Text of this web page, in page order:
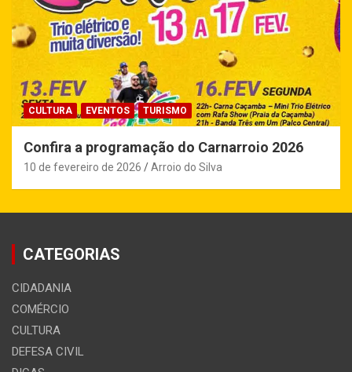
CULTURA EVENTOS TURISMO
Confira a programação do Carnarroio 2026
10 de fevereiro de 2026 Arroio do Silva
CATEGORIAS
CIDADANIA
COMÉRCIO
CULTURA
DEFESA CIVIL